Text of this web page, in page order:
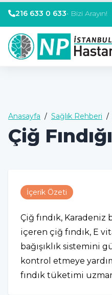
216 633 0 633• Bizi Arayın!
Anasayfa / Sağlık Rehberi /
Çiğ
İçerik Özeti
Çiğ fındık,
içeren çiğ fındık, E
bağışıklık sistemini
kontrol etmeye
fındık tüketimi